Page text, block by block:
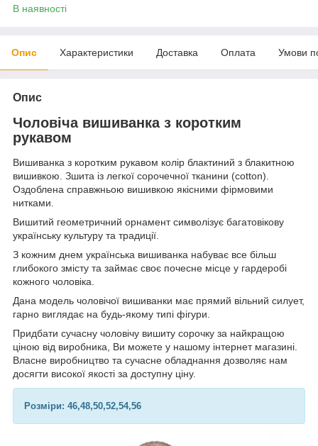
В наявності
Опис Характеристики Доставка Оплата Умови
Опис
Чоловіча вишиванка з коротким
рукавом
Вишиванка з коротким рукавом колір блактиний з блакитною
вишивкою. Зшита із легкої сорочечної тканини (cotton).
Оздоблена справжньою вишивкою якісними фірмовими
нитками.
Вишитий геометричний орнамент символізує багатовікову
українську культуру та традиції.
З кожним днем ​​українська вишиванка набуває все більш
глибокого змісту та займає своє почесне місце у гардеробі
кожного чоловіка.
Дана модель чоловічої вишиванки має прямий вільний силует,
гарно виглядає на будь-якому типі фігури.
Придбати сучасну чоловічу вишиту сорочку за найкращою
ціною від виробника, Ви можете у нашому інтернет магазині.
Власне виробництво та сучасне обладнання дозволяє нам
досягти високої якості за доступну ціну.
Розміри: 46,48,50,52,54,56